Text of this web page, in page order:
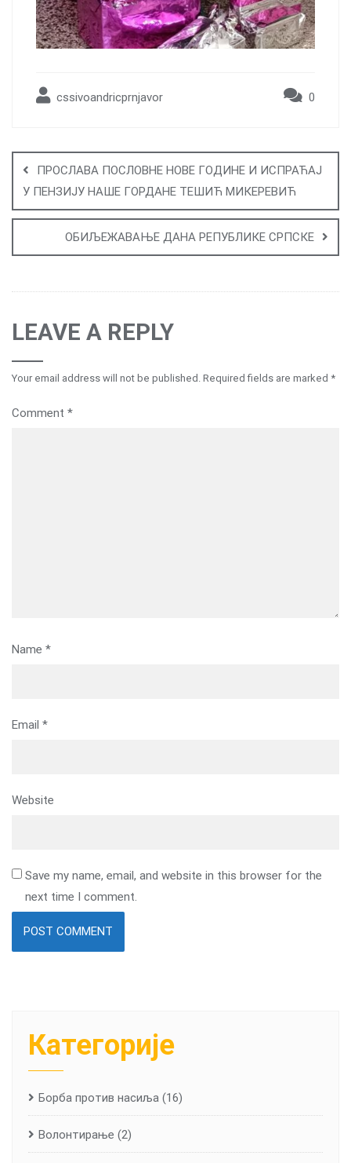
cssivoandricprnjavor 0
navigation
ПРОСЛАВА ПОСЛОВНЕ НОВЕ ГОДИНЕ И ИСПРАЋАЈ
У ПЕНЗИЈУ НАШЕ ГОРДАНЕ ТЕШИЋ МИКЕРЕВИЋ
ОБИЉЕЖАВАЊЕ ДАНА РЕПУБЛИКЕ СРПСКЕ
LEAVE A REPLY
Your email address will not be published. Required fields are marked *
Comment *
Name *
Email *
Website
Save my name, email, and website in this browser for the
next time I comment.
Категорије
Борба против насиља (16)
Волонтирање (2)